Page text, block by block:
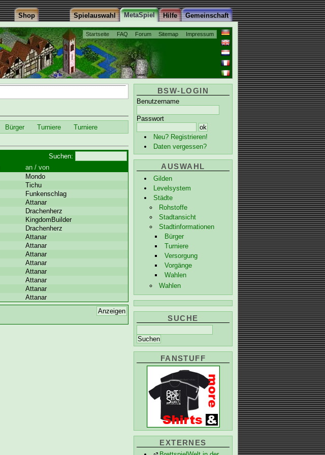
Startseite FAQ Forum Sitemap Impressum
Gemeinschaft
Hilfe
MetaSpiel
Spielauswahl
Shop
BSW-LOGIN
Benutzername
Passwort
Neu? Registrieren!
Daten vergessen?
AUSWAHL
Gilden
Levelsystem
Städte
Rohstoffe
Stadtansicht
Stadtinformationen
Bürger
Turniere
Versorgung
Vorgänge
Wahlen
Wahlen
SUCHE
FANSTUFF
EXTERNES
Bürger Turniere Turniere
Suchen:
an / von
Mondo
Tichu
Funkenschlag
Attanar
Drachenherz
KingdomBuilder
Drachenherz
Attanar
Attanar
Attanar
Attanar
Attanar
Attanar
Attanar
Attanar